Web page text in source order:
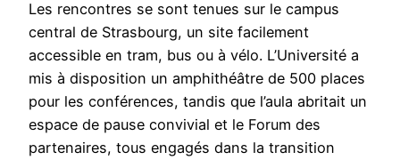
Les rencontres se sont tenues sur le campus
central de Strasbourg, un site facilement
accessible en tram, bus ou à vélo. L’Université a
mis à disposition un amphithéâtre de 500 places
pour les conférences, tandis que l’aula abritait un
espace de pause convivial et le Forum des
partenaires, tous engagés dans la transition